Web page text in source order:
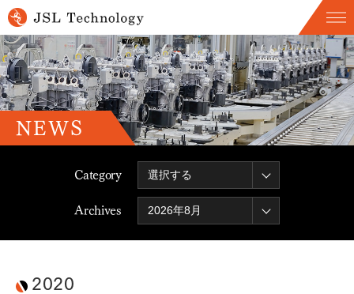
NEWS
Category
Archives
2020